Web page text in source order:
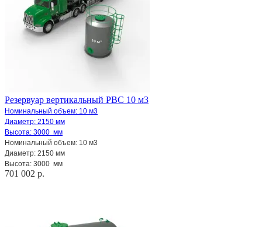
Резервуар вертикальный РВС 10 м3
Номинальный объем: 10 м3
Диаметр: 2150 мм
Высота: 3000 мм
Номинальный объем: 10 м3
Диаметр: 2150 мм
Высота: 3000 мм
701 002 р.